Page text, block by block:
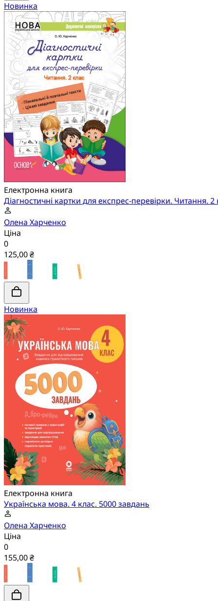
Новинка
Електронна книга
Діагностичні картки для експрес-перевірки. Читання. 2
Олена Харченко
Ціна
0
125,00 ₴
Новинка
Електронна книга
Українська мова. 4 клас. 5000 завдань
Олена Харченко
Ціна
0
155,00 ₴